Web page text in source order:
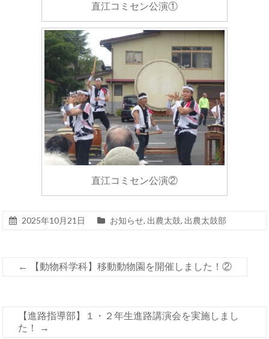
直江コミセン公演①
直江コミセン公演②
2025年10月21日 お知らせ, 出農太鼓, 出農太鼓部
← 【動物科学科】移動動物園を開催しました！②
【進路指導部】１・２年生進路講演会を実施しまし
た！
→